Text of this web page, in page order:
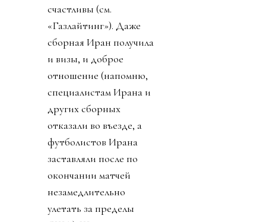
счастливы (см.
«Газлайтинг»). Даже
сборная Иран получила
и визы, и доброе
отношение (напомню,
специалистам Ирана и
других сборных
отказали во въезде, а
футболистов Ирана
заставляли после по
окончании матчей
незамедлительно
улетать за пределы